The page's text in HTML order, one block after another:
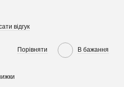
відгук
Порівняти В бажання